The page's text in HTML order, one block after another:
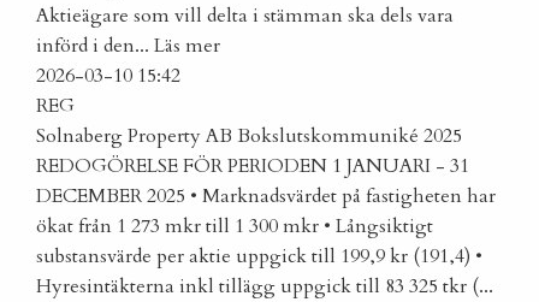
Aktieägare som vill delta i stämman ska dels vara
införd i den... Läs mer
2026-03-10 15:42
REG
Solnaberg Property AB Bokslutskommuniké 2025
REDOGÖRELSE FÖR PERIODEN 1 JANUARI - 31
DECEMBER 2025 • Marknadsvärdet på fastigheten har
ökat från 1 273 mkr till 1 300 mkr • Långsiktigt
substansvärde per aktie uppgick till 199,9 kr (191,4) •
Hyresintäkterna inkl tillägg uppgick till 83 325 tkr (...